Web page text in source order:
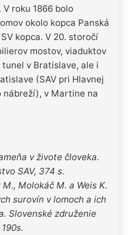
roku 1866 bolo
okolo kopca Panská
kopca. V 20. storočí
mostov, viaduktov
v Bratislave, ale i
(SAV pri Hlavnej
nábreží), v Martine na
v živote človeka.
SAV, 374 s.
Molokáč M. a Weis K.
surovín v lomoch a ich
Slovenské združenie